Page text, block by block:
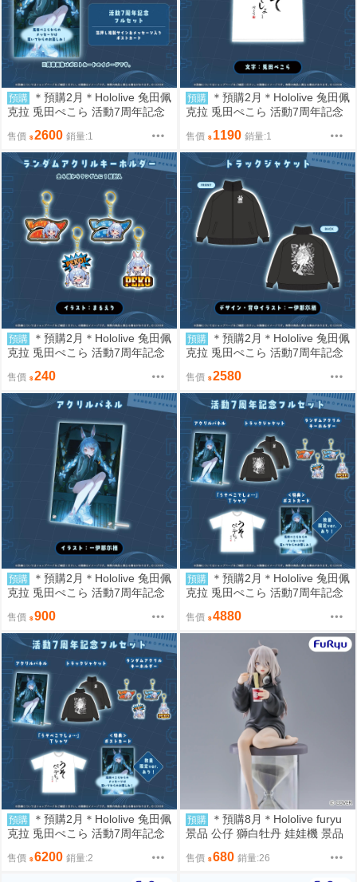
預購
＊預購2月＊Hololive 兔田佩
克拉 兎田ぺこら 活動7周年記念
邊) 兔田 peko
售價 2600 銷量:1
預購
＊預購2月＊Hololive 兔田佩
克拉 兎田ぺこら 活動7周年記念
售價 1190 銷量:1
預購
＊預購2月＊Hololive 兔田佩
克拉 兎田ぺこら 活動7周年記念
peko
售價 240
預購
＊預購2月＊Hololive 兔田佩
克拉 兎田ぺこら 活動7周年記念
售價 2580
預購
＊預購2月＊Hololive 兔田佩
克拉 兎田ぺこら 活動7周年記念
o
售價 900
預購
＊預購2月＊Hololive 兔田佩
克拉 兎田ぺこら 活動7周年記念
o
售價 4880
預購
＊預購2月＊Hololive 兔田佩
克拉 兎田ぺこら 活動7周年記念
售價 6200 銷量:2
預購
＊預購8月＊Hololive furyu
景品 公仔 獅白牡丹 娃娃機 景品
售價 680 銷量:26